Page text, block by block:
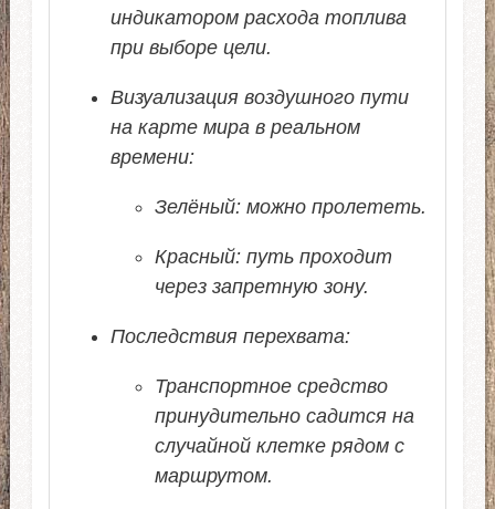
индикатором расхода топлива
при выборе цели.
Визуализация воздушного пути
на карте мира в реальном
времени:
Зелёный: можно пролететь.
Красный: путь проходит
через запретную зону.
Последствия перехвата:
Транспортное средство
принудительно садится на
случайной клетке рядом с
маршрутом.